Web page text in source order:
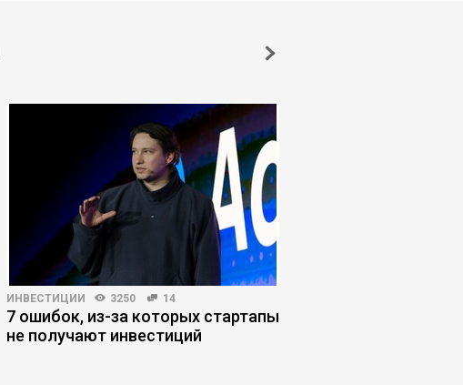
ИНВЕСТИЦИИ 3250 14
7 ошибок, из-за которых стартапы
не получают инвестиций